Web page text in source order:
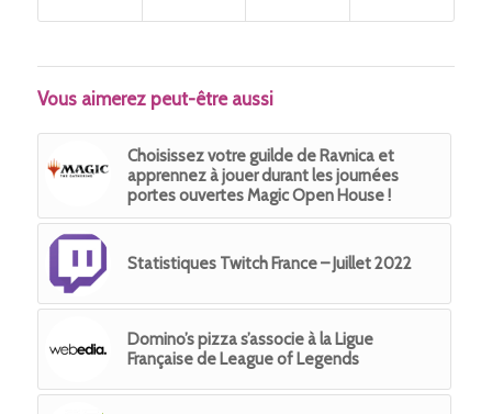
Vous aimerez peut-être aussi
Choisissez votre guilde de Ravnica et
apprennez à jouer durant les journées
portes ouvertes Magic Open House !
Statistiques Twitch France – Juillet 2022
Domino’s pizza s’associe à la Ligue
Française de League of Legends